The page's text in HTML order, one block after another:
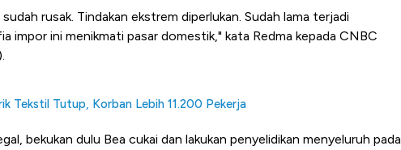
rusak. Tindakan ekstrem diperlukan. Sudah lama terjadi
impor ini menikmati pasar domestik," kata Redma kepada CNBC
Tekstil Tutup, Korban Lebih 11.200 Pekerja
bekukan dulu Bea cukai dan lakukan penyelidikan menyeluruh pada